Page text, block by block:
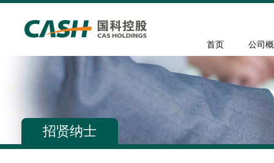
首页 公司
招贤纳士